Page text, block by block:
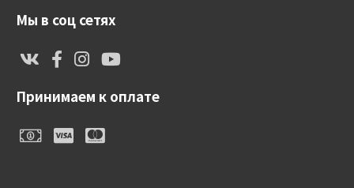
Мы в соц сетях
Принимаем к оплате